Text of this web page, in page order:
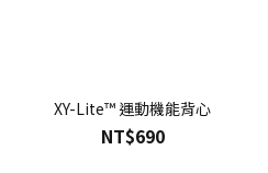
XY-Lite™ 運動機能背心
NT$690